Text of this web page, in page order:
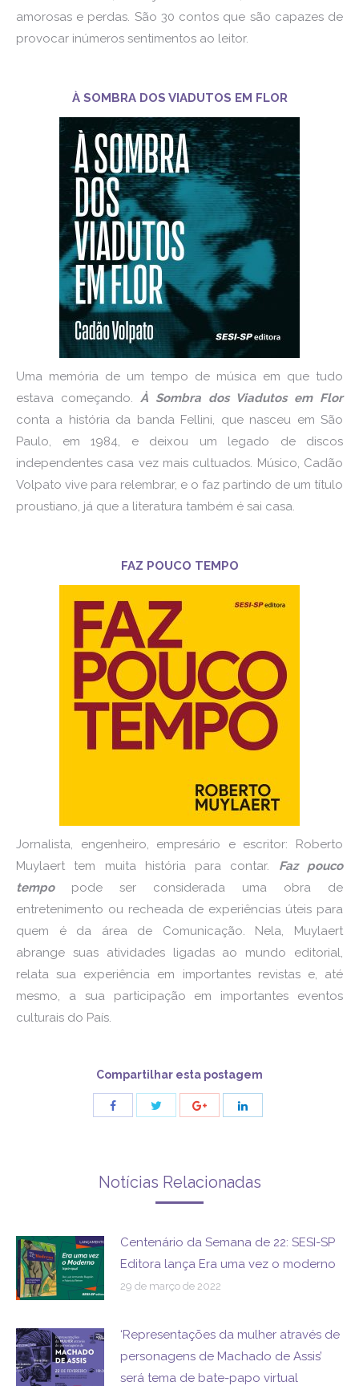
amorosas e perdas. São 30 contos que são capazes de
provocar inúmeros sentimentos ao leitor.
À SOMBRA DOS VIADUTOS EM FLOR
Uma memória de um tempo de música em que tudo
estava começando. À Sombra dos Viadutos em Flor
conta a história da banda Fellini, que nasceu em São
Paulo, em 1984, e deixou um legado de discos
independentes casa vez mais cultuados. Músico, Cadão
Volpato vive para relembrar, e o faz partindo de um título
proustiano, já que a literatura também é sai casa.
FAZ POUCO TEMPO
Jornalista, engenheiro, empresário e escritor: Roberto
Muylaert tem muita história para contar. Faz pouco
tempopode ser considerada uma obra de
entretenimento ou recheada de experiências úteis para
quem é da área de Comunicação. Nela, Muylaert
abrange suas atividades ligadas ao mundo editorial,
relata sua experiência em importantes revistas e, até
mesmo, a sua participação em importantes eventos
culturais do País.
Compartilhar esta postagem
Share Share Share
Notícias Relacionadas
Centenário da Semana de 22: SESI-SP
Editora lança Era uma vez o moderno
29 de março de 2022
‘Representações da mulher através de
personagens de Machado de Assis’
será tema de bate-papo virtual